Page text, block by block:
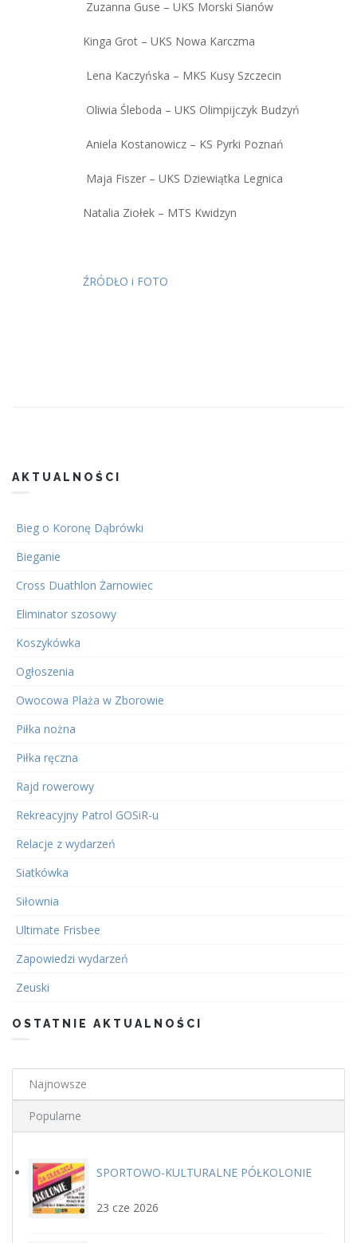
Zuzanna Guse – UKS Morski Sianów
Kinga Grot – UKS Nowa Karczma
Lena Kaczyńska – MKS Kusy Szczecin
Oliwia Śleboda – UKS Olimpijczyk Budzyń
Aniela Kostanowicz – KS Pyrki Poznań
Maja Fiszer – UKS Dziewiątka Legnica
Natalia Ziołek – MTS Kwidzyn
ŹRÓDŁO i FOTO
AKTUALNOŚCI
Bieg o Koronę Dąbrówki
Bieganie
Cross Duathlon Żarnowiec
Eliminator szosowy
Koszykówka
Ogłoszenia
Owocowa Plaża w Zborowie
Piłka nożna
Piłka ręczna
Rajd rowerowy
Rekreacyjny Patrol GOSiR-u
Relacje z wydarzeń
Siatkówka
Siłownia
Ultimate Frisbee
Zapowiedzi wydarzeń
Zeuski
OSTATNIE AKTUALNOŚCI
Najnowsze
Popularne
plakat.jpg
SPORTOWO-KULTURALNE PÓŁKOLONIE
23 cze 2026